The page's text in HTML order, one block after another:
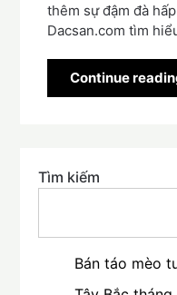
thêm sự đậm đà
Dacsan.com tìm
Continue
Tìm kiếm
Bán táo mèo